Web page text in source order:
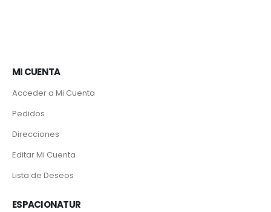
MI CUENTA
Acceder a Mi Cuenta
Pedidos
Direcciones
Editar Mi Cuenta
Lista de Deseos
ESPACIONATUR